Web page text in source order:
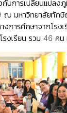
บการเปลี่ยนแปลง
มหาวิทยาลัยทักษิ
งการศึกษาจากโรงเ
รงเรียน รวม 46 คน